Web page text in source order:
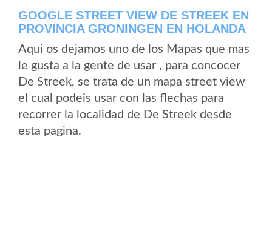
GOOGLE STREET VIEW DE STREEK EN
PROVINCIA GRONINGEN EN HOLANDA
Aqui os dejamos uno de los Mapas que mas
le gusta a la gente de usar , para concocer
De Streek, se trata de un mapa street view
el cual podeis usar con las flechas para
recorrer la localidad de De Streek desde
esta pagina.